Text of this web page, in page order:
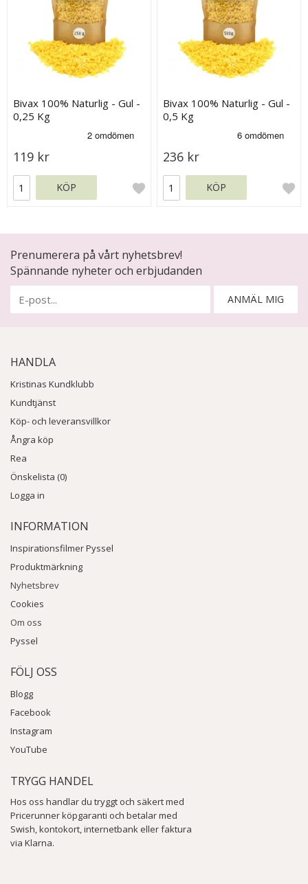
Bivax 100% Naturlig - Gul -
0,25 Kg
119 kr
KÖP
Bivax 100% Naturlig - Gul -
0,5 Kg
236 kr
KÖP
Prenumerera på vårt nyhetsbrev!
Spännande nyheter och erbjudanden
ANMÄL MIG
HANDLA
Kristinas Kundklubb
Kundtjänst
Köp- och leveransvillkor
Ångra köp
Rea
Önskelista (0)
Logga in
INFORMATION
Inspirationsfilmer Pyssel
Produktmärkning
Nyhetsbrev
Cookies
Om oss
Pyssel
FÖLJ OSS
Blogg
Facebook
Instagram
YouTube
TRYGG HANDEL
Hos oss handlar du tryggt och säkert med
Pricerunner köpgaranti och betalar med
Swish, kontokort, internetbank eller faktura
via Klarna.